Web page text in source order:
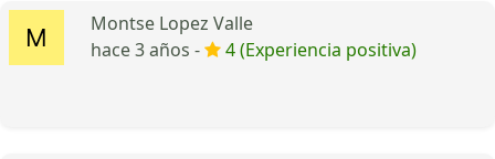
Montse Lopez Valle
hace 3 años -
4 (Experiencia positiva)